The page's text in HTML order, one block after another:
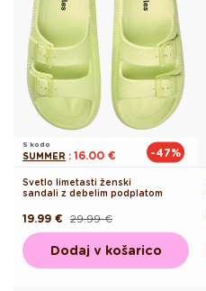
S kodo
SUMMER : 16.00 € -47%
Svetlo limetasti ženski
sandali z debelim podplatom
Redna
cena
29.99 €
Akcijska
cena
19.99 €
Dodaj v košarico